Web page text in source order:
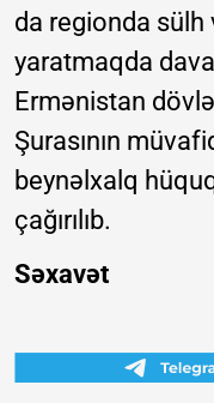
da regionda
yaratmaqda
Ermənistan
Şurasının
beynəlxalq
çağırılıb.
Səxavət